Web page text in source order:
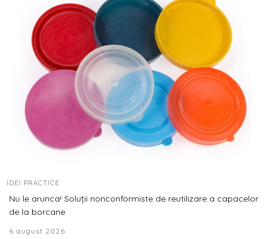
IDEI PRACTICE
Nu le arunca! Soluții nonconformiste de reutilizare a capacelor
de la borcane
6 august 2026